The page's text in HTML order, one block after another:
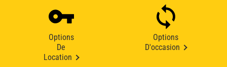
Options
De
Location
Options
D'occasion